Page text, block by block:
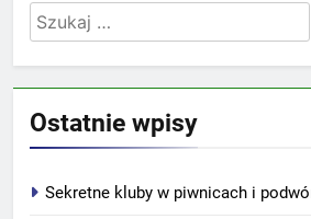
Szukaj:
Ostatnie wpisy
Sekretne kluby w piwnicach i